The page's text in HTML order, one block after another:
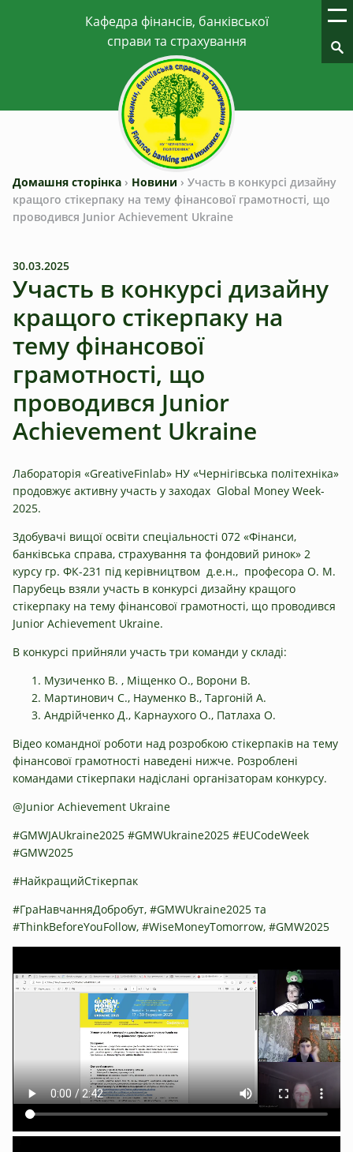
Домашня сторінка › Новини › Участь в конкурсі дизайну
кращого стікерпаку на тему фінансової грамотності, що
проводився Junior Achievement Ukrainе
30.03.2025
Участь в конкурсі дизайну
кращого стікерпаку на
тему фінансової
грамотності, що
проводився Junior
Achievement Ukrainе
Лабораторія «GreativeFinlab» НУ «Чернігівська політехніка»
продовжує активну участь у заходах Global Money Week-
2025.
Здобувачі вищої освіти спеціальності 072 «Фінанси,
банківська справа, страхування та фондовий ринок» 2
курсу гр. ФК-231 під керівництвом д.е.н., професора О. М.
Парубець взяли участь в конкурсі дизайну кращого
стікерпаку на тему фінансової грамотності, що проводився
Junior Achievement Ukrainе.
В конкурсі прийняли участь три команди у складі:
Музиченко В. , Міщенко О., Ворони В.
Мартинович С., Науменко В., Таргоній А.
Андрійченко Д., Карнаухого О., Патлаха О.
Відео командної роботи над розробкою стікерпаків на тему
фінансової грамотності наведені нижче. Розроблені
командами стікерпаки надіслані організаторам конкурсу.
@Junior Achievement Ukraine
#GMWJAUkraine2025 #GMWUkraine2025 #EUCodeWeek
#GMW2025
#НайкращийСтікерпак
#ГраНавчанняДобробут, #GMWUkraine2025 та
#ThinkBeforeYouFollow, #WiseMoneyTomorrow, #GMW2025